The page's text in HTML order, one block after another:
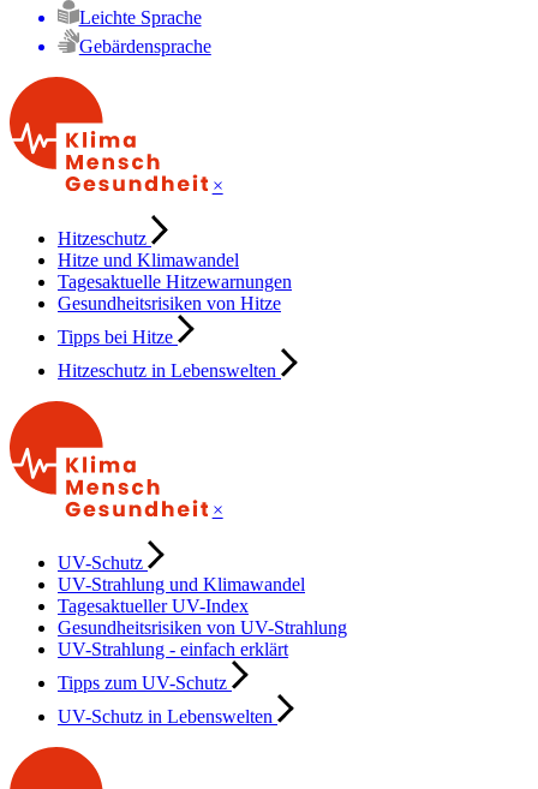
Leichte Sprache
Gebärdensprache
×
Hitzeschutz
Hitze und Klimawandel
Tagesaktuelle Hitzewarnungen
Gesundheitsrisiken von Hitze
Tipps bei Hitze
Hitzeschutz in Lebenswelten
×
UV-Schutz
UV-Strahlung und Klimawandel
Tagesaktueller UV-Index
Gesundheitsrisiken von UV-Strahlung
UV-Strahlung - einfach erklärt
Tipps zum UV-Schutz
UV-Schutz in Lebenswelten